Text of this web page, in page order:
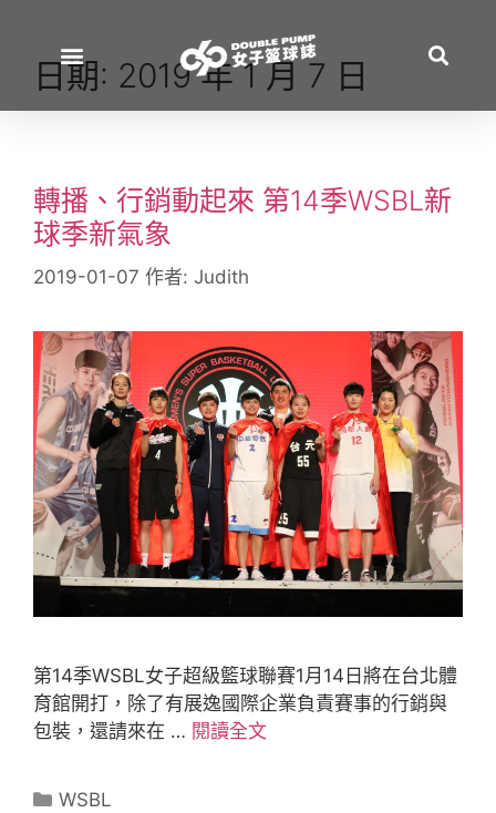
日期: 2019 年 1 月 7 日
轉播、行銷動起來 第14季WSBL新
球季新氣象
2019-01-07 作者: Judith
第14季WSBL女子超級籃球聯賽1月14日將在台北體
育館開打，除了有展逸國際企業負責賽事的行銷與
包裝，還請來在 … 閱讀全文
WSBL